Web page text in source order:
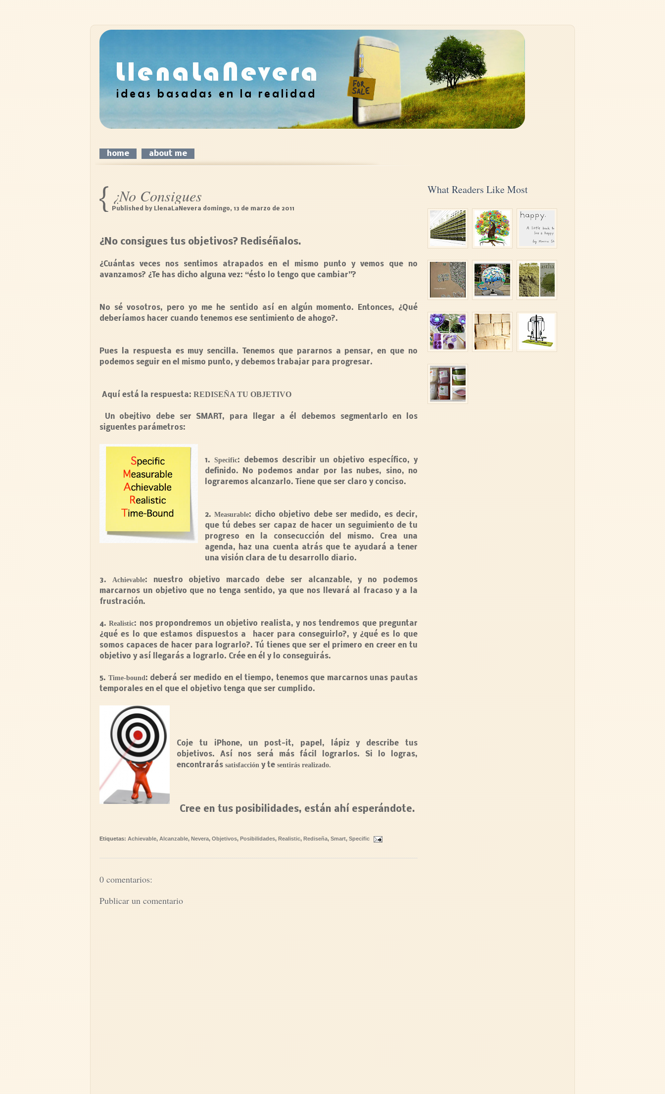
home about me
¿No Consigues
Tus Objetivos?
Rediséñalos.
Published by LlenaLaNevera domingo, 13 de marzo de 2011
¿No consigues tus objetivos? Rediséñalos.
¿Cuántas veces nos sentimos atrapados en el mismo punto y vemos que no
avanzamos? ¿Te has dicho alguna vez: “ésto lo tengo que cambiar”?
No sé vosotros, pero yo me he sentido así en algún momento. Entonces, ¿Qué
deberíamos hacer cuando tenemos ese sentimiento de ahogo?.
Pues la respuesta es muy sencilla. Tenemos que pararnos a pensar, en que no
podemos seguir en el mismo punto, y debemos trabajar para progresar.
Aquí está la respuesta: REDISEÑA TU OBJETIVO
Un obejtivo debe ser SMART , para llegar a él debemos segmentarlo en los
siguentes parámetros:
1. Specific: debemos describir un objetivo específico, y
definido. No podemos andar por las nubes, sino, no
lograremos alcanzarlo. Tiene que ser claro y conciso.
2.Measurable: dicho objetivo debe ser medido, es decir,
que tú debes ser capaz de hacer un seguimiento de tu
progreso en la consecucción del mismo. Crea una
agenda, haz una cuenta atrás que te ayudará a tener
una visión clara de tu desarrollo diario.
3. Achievable: nuestro objetivo marcado debe ser alcanzable, y no podemos
marcarnos un objetivo que no tenga sentido, ya que nos llevará al fracaso y a la
frustración.
4.Realistic: nos propondremos un objetivo realista, y nos tendremos que preguntar
¿qué es lo que estamos dispuestos a hacer para conseguirlo?, y ¿qué es lo que
somos capaces de hacer para lograrlo?. Tú tienes que ser el primero en creer en tu
objetivo y así llegarás a lograrlo. Crée en él y lo conseguirás.
5. Time-bound: deberá ser medido en el tiempo, tenemos que marcarnos unas pautas
temporales en el que el objetivo tenga que ser cumplido.
Coje tu iPhone, un post-it, papel, lápiz y describe tus
objetivos. Así nos será más fácil lograrlos. Si lo logras,
encontrarás satisfacción y te sentirás realizado.
Cree en tus posibilidades, están ahí esperándote.
Etiquetas: Achievable, Alcanzable, Nevera, Objetivos, Posibilidades, Realistic, Rediseña, Smart, Specific
0 comentarios:
Publicar un comentario
What Readers Like Most